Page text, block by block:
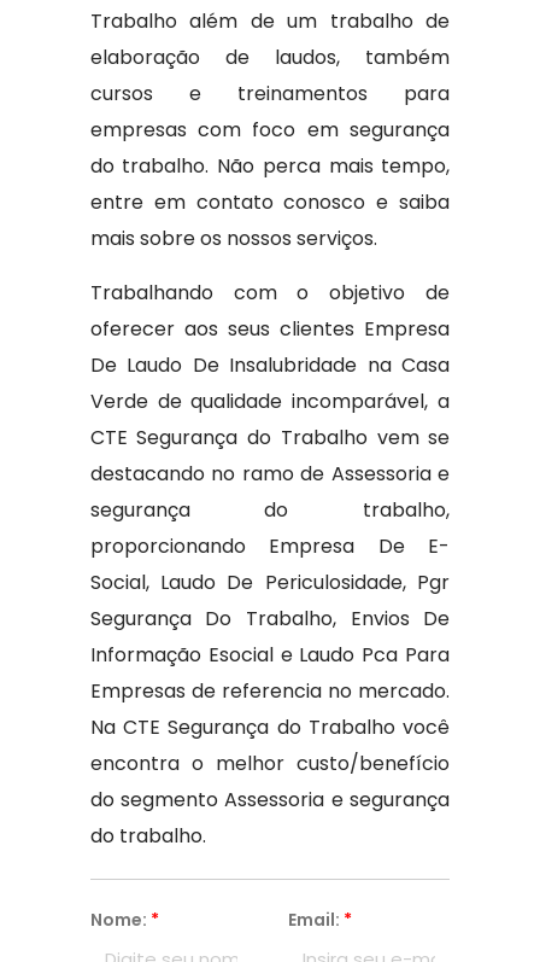
Trabalho além de um trabalho de
elaboração de laudos, também
cursos e treinamentos para
empresas com foco em segurança
do trabalho. Não perca mais tempo,
entre em contato conosco e saiba
mais sobre os nossos serviços.
Trabalhando com o objetivo de
oferecer aos seus clientes Empresa
De Laudo De Insalubridade na Casa
Verde de qualidade incomparável, a
CTE Segurança do Trabalho vem se
destacando no ramo de Assessoria e
segurança do trabalho,
proporcionando Empresa De E-
Social, Laudo De Periculosidade, Pgr
Segurança Do Trabalho, Envios De
Informação Esocial e Laudo Pca Para
Empresas de referencia no mercado.
Na CTE Segurança do Trabalho você
encontra o melhor custo/benefício
do segmento Assessoria e segurança
do trabalho.
Nome: * Email: *